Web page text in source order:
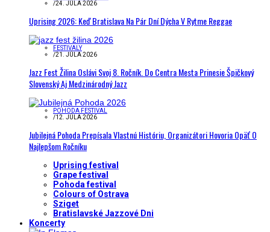
/24. JÚLA 2026
Uprising 2026: Keď Bratislava Na Pár Dní Dýcha V Rytme Reggae
FESTIVALY
/21. JÚLA 2026
Jazz Fest Žilina Oslávi Svoj 8. Ročník. Do Centra Mesta Prinesie Špičkový
Slovenský Aj Medzinárodný Jazz
POHODA FESTIVAL
/12. JÚLA 2026
Jubilejná Pohoda Prepísala Vlastnú Históriu, Organizátori Hovoria Opäť O
Najlepšom Ročníku
Uprising festival
Grape festival
Pohoda festival
Colours of Ostrava
Sziget
Bratislavské Jazzové Dni
Koncerty